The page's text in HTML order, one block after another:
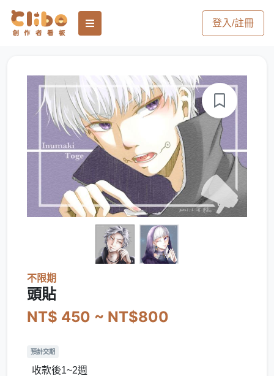
登入/註冊
不限期
頭貼
NT$ 450 ~ NT$800
預計交期
收款後1~2週